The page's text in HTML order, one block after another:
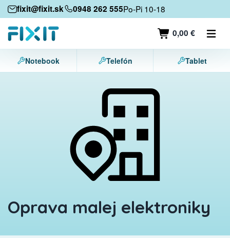
fixit@fixit.sk 0948 262 555Po-Pi 10-18
0,00 €
Mobilné zariadenia
Mobilné telefóny
Tablety
Notebook Telefón Tablet
Oprava malej elektroniky